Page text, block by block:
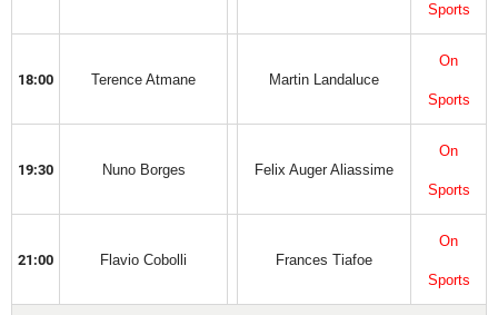
Sports
18:00 Terence Atmane Martin Landaluce
On
Sports
19:30 Nuno Borges Felix Auger Aliassime
On
Sports
21:00 Flavio Cobolli Frances Tiafoe
On
Sports